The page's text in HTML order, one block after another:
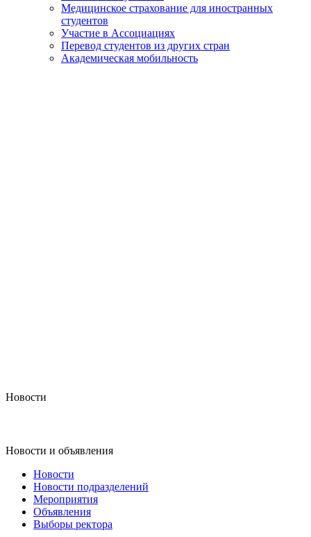
Медицинское страхование для иностранных
студентов
Участие в Ассоциациях
Перевод студентов из других стран
Академическая мобильность
Новости
Новости и объявления
Новости
Новости подразделений
Мероприятия
Объявления
Выборы ректора